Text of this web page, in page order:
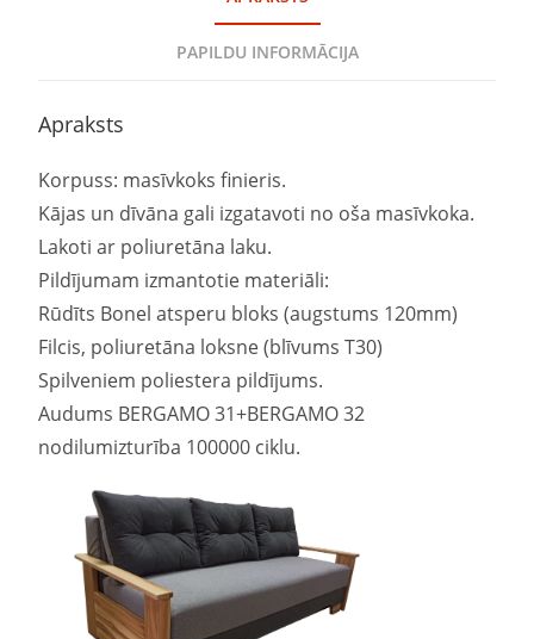
PAPILDU INFORMĀCIJA
Apraksts
Korpuss: masīvkoks finieris.
Kājas un dīvāna gali izgatavoti no oša masīvkoka.
Lakoti ar poliuretāna laku.
Pildījumam izmantotie materiāli:
Rūdīts Bonel atsperu bloks (augstums 120mm)
Filcis, poliuretāna loksne (blīvums T30)
Spilveniem poliestera pildījums.
Audums BERGAMO 31+BERGAMO 32
nodilumizturība 100000 ciklu.